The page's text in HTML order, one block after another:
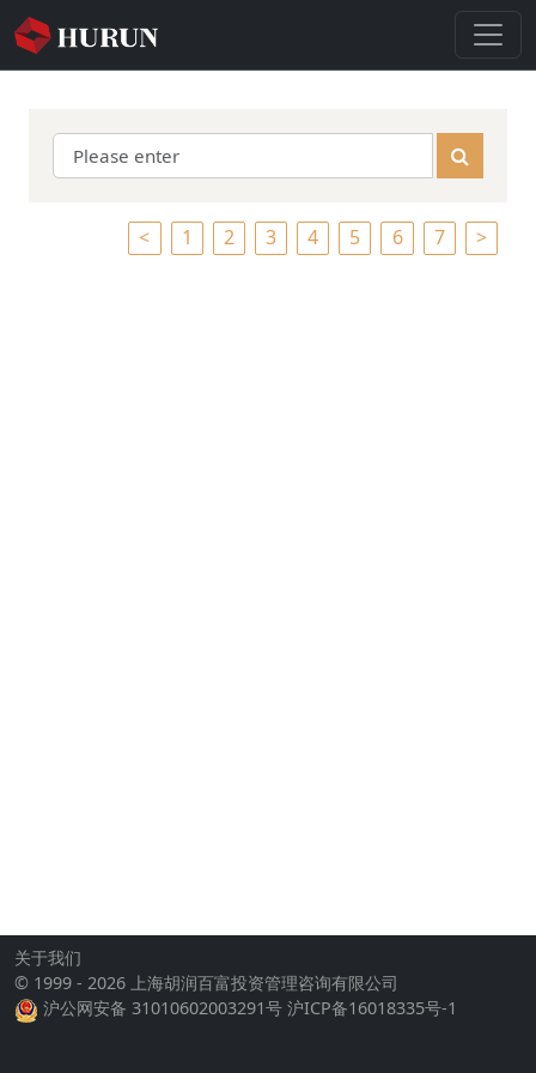
< 1 2 3 4 5 6 7 >
关于我们
© 1999 - 2026 上海胡润百富投资管理咨询有限公司
沪公网安备 31010602003291号 沪ICP备16018335号-1